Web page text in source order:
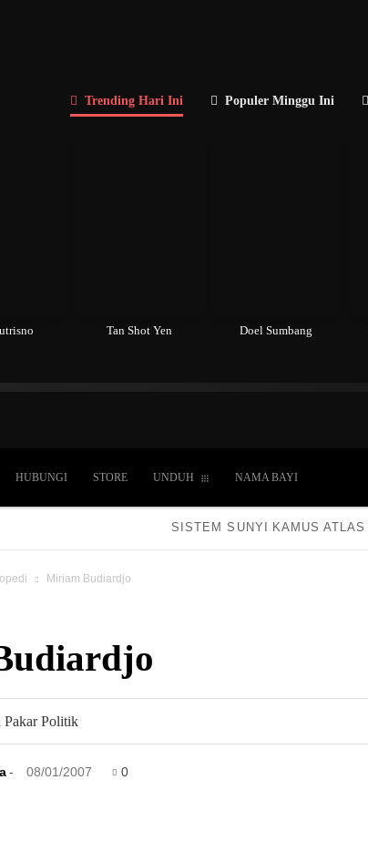
Trending Hari Ini Populer Minggu Ini
Tan Shot Yen Doel Sumbang
HUBUNGI STORE UNDUH NAMA BAYI
SISTEM SUNYI KAMUS ATLAS
Miriam Budiardjo
Pakar Politik
- 08/01/2007 0